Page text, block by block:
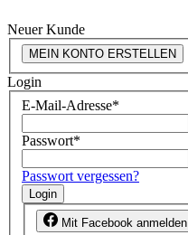
Neuer Kunde
MEIN KONTO ERSTELLEN
Login
E-Mail-Adresse*
Passwort*
Passwort vergessen?
Login
Mit Facebook anmelden